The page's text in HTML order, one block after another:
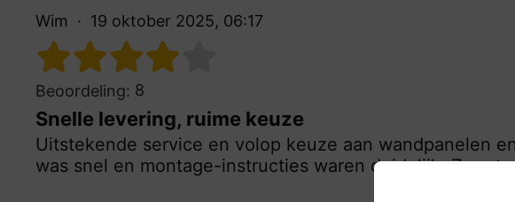
Wim 19 oktober 2025, 06:17
Beoordeling: 8
Snelle levering, ruime keuze
Uitstekende service en volop keuze aan wandpanelen
was snel en montage-instructies waren duidelijk. Zeer